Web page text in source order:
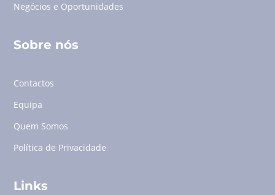
Negócios e Oportunidades
Sobre nós
Contactos
Equipa
Quem Somos
Política de Privacidade
Links